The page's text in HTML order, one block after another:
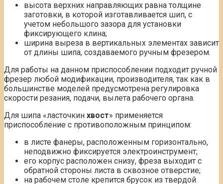
высота верхних направляющих равна толщине
заготовки, в которой изготавливается шип, с
учетом небольшого зазора для установки
фиксирующего клина;
ширина выреза в вертикальных элементах зависит
от длины шипа, создаваемого ручным фрезером.
Для работы на данном приспособлении подходит ручной
фрезер любой модификации, производителя, так как в
большинстве моделей предусмотрена регулировка
скорости резания, подачи, вылета рабочего органа.
Для шипа «ласточкин хвост» применяется
приспособление с противоположным принципом:
в листе фанеры, расположенным горизонтально,
неподвижно фиксируется электроинструмент;
его корпус расположен снизу, фреза выходит с
обратной стороны листа в сквозное отверстие;
на рабочем столе крепится брусок из твердой